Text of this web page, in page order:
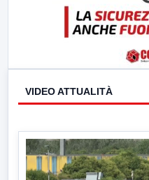
VIDEO ATTUALITÀ